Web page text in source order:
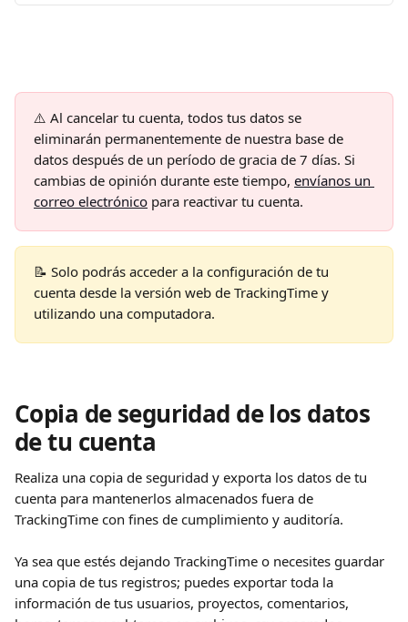
⚠️ Al cancelar tu cuenta, todos tus datos se
eliminarán permanentemente de nuestra base de
datos después de un período de gracia de 7 días. Si
cambias de opinión durante este tiempo, envíanos un
correo electrónico para reactivar tu cuenta.
📝 Solo podrás acceder a la configuración de tu
cuenta desde la versión web de TrackingTime y
utilizando una computadora.
Copia de seguridad de los datos
de tu cuenta
Realiza una copia de seguridad y exporta los datos de tu
cuenta para mantenerlos almacenados fuera de
TrackingTime con fines de cumplimiento y auditoría.
Ya sea que estés dejando TrackingTime o necesites guardar
una copia de tus registros; puedes exportar toda la
información de tus usuarios, proyectos, comentarios,